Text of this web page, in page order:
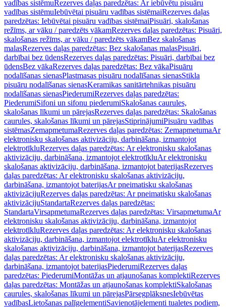
vadības sistēmuRezerves daļas paredzētas: Ar iebūvētu pisuāru
vadības sistēmuIebūvētai pisuāru vadības sistēmaiRezerves daļas
paredzētas: Iebūvētai pisuāru vadības sistēmaiPisuāri, skalošanas
režīms, ar vāku / paredzēts vākamRezerves daļas paredzētas: Pisuāri,
skalošanas režīms, ar vāku / paredzēts vākamBez skalošanas
malasRezerves daļas paredzētas: Bez skalošanas malasPisuāri,
darbībai bez ūdensRezerves daļas paredzētas: Pisuāri, darbībai bez
ūdensBez vākaRezerves daļas paredzētas: Bez vākaPisuāru
nodalīšanas sienasPlastmasas pisuāru nodalīšanas sienasStikla
pisuāru nodalīšanas sienasKeramikas sanitārtehnikas pisuāru
nodalīšanas sienasPiederumiRezerves daļas paredzētas:
PiederumiSifoni un sifonu piederumiSkalošanas caurules,
skalošanas līkumi un pārejasRezerves daļas paredzētas: Skalošanas
caurules, skalošanas līkumi un pārejasStiprinājumiPisuāru vadības
sistēmasZemapmetumaRezerves daļas paredzētas: ZemapmetumaAr
elektronisku skalošanas aktivizāciju, darbināšana, izmantojot
elektrotīkluRezerves daļas paredzētas: Ar elektronisku skalošanas
aktivizāciju, darbināšana, izmantojot elektrotīkluAr elektronisku
skalošanas aktivizāciju, darbināšana, izmantojot baterijasRezerves
daļas paredzētas: Ar elektronisku skalošanas aktivizāciju,
darbināšana, izmantojot baterijasAr pneimatisku skalošanas
aktivizācijuRezerves daļas paredzētas: Ar pneimatisku skalošanas
aktivizācijuStandartaRezerves daļas paredzētas:
StandartaVirsapmetumaRezerves daļas paredzētas: VirsapmetumaAr
elektronisku skalošanas aktivizāciju, darbināšana, izmantojot
elektrotīkluRezerves daļas paredzētas: Ar elektronisku skalošanas
aktivizāciju, darbināšana, izmantojot elektrotīkluAr elektronisku
skalošanas aktivizāciju, darbināšana, izmantojot baterijasRezerves
daļas paredzētas: Ar elektronisku skalošanas aktivizāciju,
darbināšana, izmantojot baterijasPiederumiRezerves daļas
paredzētas: PiederumiMontāžas un atjaunošanas komplektiRezerves
daļas paredzētas: Montāžas un atjaunošanas komplektiSkalošanas
caurules, skalošanas līkumi un pārejasPārsegplāksnesIebūvētas
vadībasLietošanas palīgelementiSavienotājelementi tualetes podiem,